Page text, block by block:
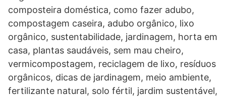
composteira doméstica, como fazer adubo,
compostagem caseira, adubo orgânico, lixo
orgânico, sustentabilidade, jardinagem, horta em
casa, plantas saudáveis, sem mau cheiro,
vermicompostagem, reciclagem de lixo, resíduos
orgânicos, dicas de jardinagem, meio ambiente,
fertilizante natural, solo fértil, jardim sustentável,